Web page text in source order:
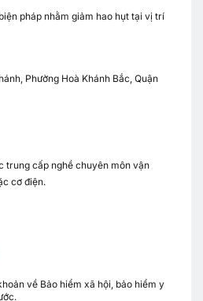
pháp nhằm giảm hao hụt tại vị trí
Phường Hoà Khánh Bắc, Quận
trung cấp nghề chuyên môn vận
cơ điện.
về Bảo hiểm xã hội, bảo hiểm y